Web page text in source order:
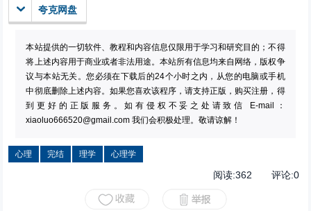
夸克网盘
本站提供的一切软件、教程和内容信息仅限用于学习和研究目的；不得
将上述内容用于商业或者非法用途。本站所有信息均来自网络，版权争
议与本站无关。您必须在下载后的24个小时之内，从您的电脑或手机
中彻底删除上述内容。如果您喜欢该程序，请支持正版，购买注册，得
到更好的正版服务。如有侵权不妥之处请致信 E-mail：
xiaoluo666520@gmail.com 我们会积极处理。敬请谅解！
心理 完结 理学 心理学
阅读:362 评论:0